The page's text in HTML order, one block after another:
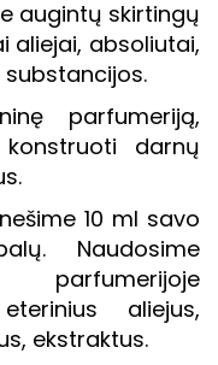
augintų skirtingų
aliejai, absoliutai,
parfumeriją,
darnų
10 ml savo
Naudosime
aliejus,
ekstraktus.